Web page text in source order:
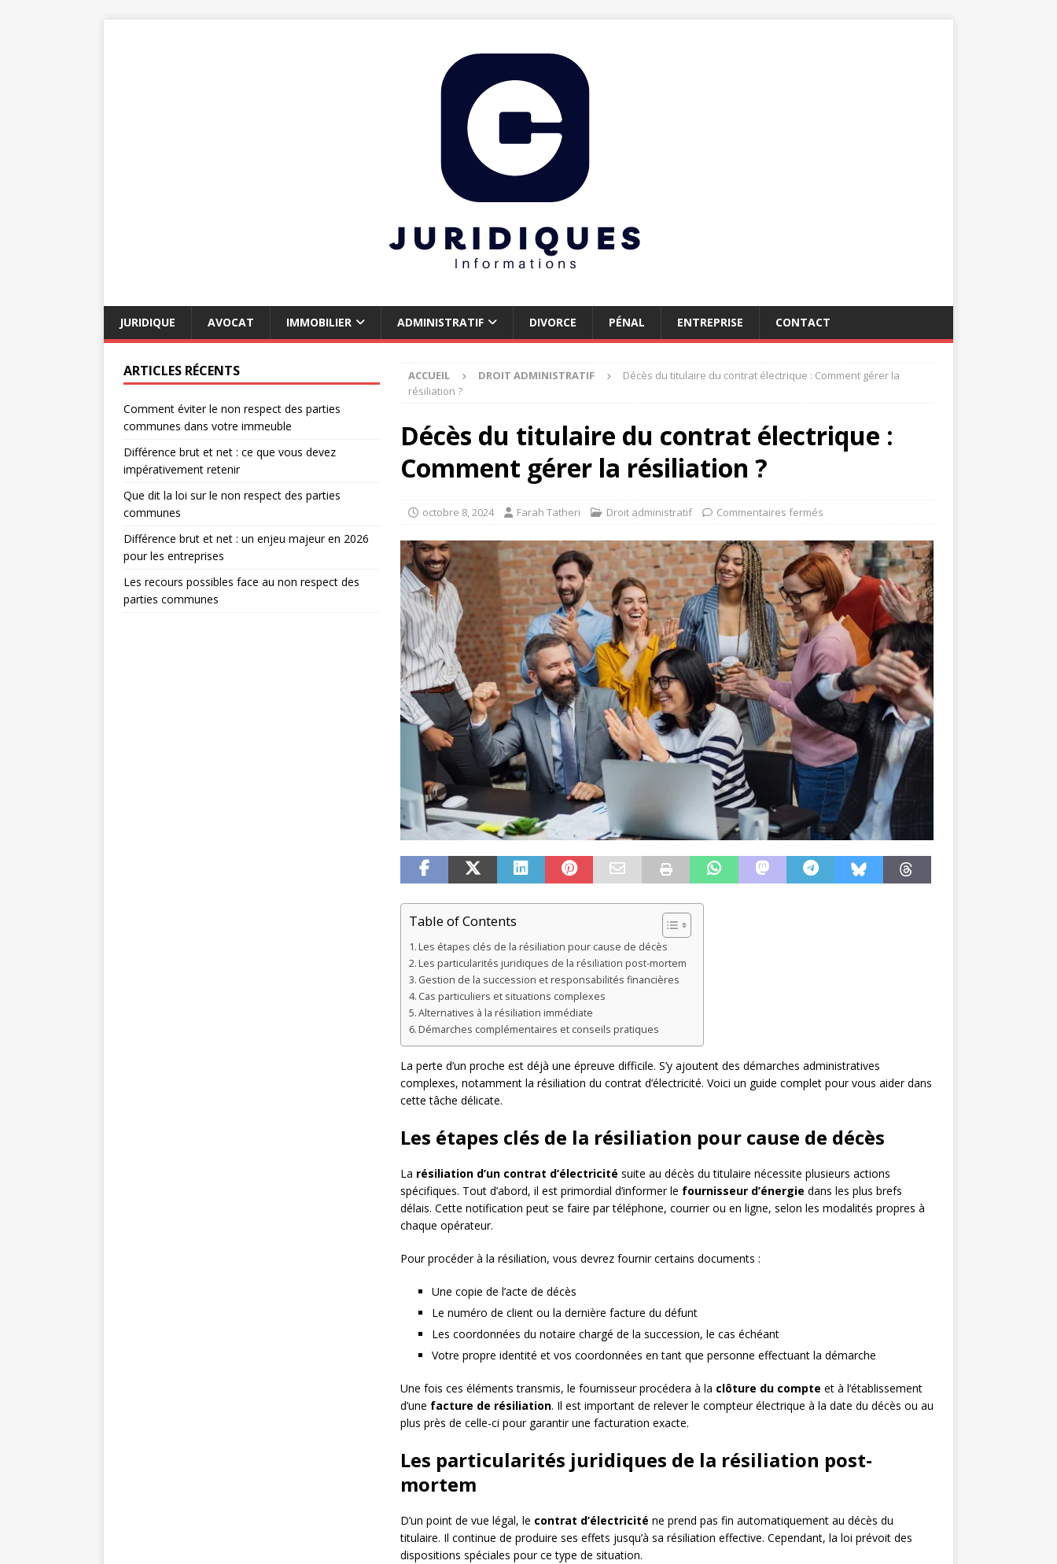
JURIDIQUE AVOCAT IMMOBILIER ADMINISTRATIF DIVORCE PÉNAL ENTREPRISE CONTACT
ACCUEIL DROIT ADMINISTRATIF
Décès du titulaire du contrat électrique : Comment gérer la
résiliation ?
Décès du titulaire du contrat électrique :
Comment gérer la résiliation ?
octobre 8, 2024 Farah Tatheri Droit administratif Commentaires fermés
Table of Contents
Les étapes clés de la résiliation pour cause de décès
Les particularités juridiques de la résiliation post-mortem
Gestion de la succession et responsabilités financières
Cas particuliers et situations complexes
Alternatives à la résiliation immédiate
Démarches complémentaires et conseils pratiques
La perte d’un proche est déjà une épreuve difficile. S’y ajoutent des démarches administratives
complexes, notamment la résiliation du contrat d’électricité. Voici un guide complet pour vous aider dans
cette tâche délicate.
Les étapes clés de la résiliation pour cause de décès
La résiliation d’un contrat d’électricité suite au décès du titulaire nécessite plusieurs actions
spécifiques. Tout d’abord, il est primordial d’informer le fournisseur d’énergie dans les plus brefs
délais. Cette notification peut se faire par téléphone, courrier ou en ligne, selon les modalités propres à
chaque opérateur.
Pour procéder à la résiliation, vous devrez fournir certains documents :
Une copie de l’acte de décès
Le numéro de client ou la dernière facture du défunt
Les coordonnées du notaire chargé de la succession, le cas échéant
Votre propre identité et vos coordonnées en tant que personne effectuant la démarche
Une fois ces éléments transmis, le fournisseur procédera à la clôture du compte et à l’établissement
d’une facture de résiliation. Il est important de relever le compteur électrique à la date du décès ou au
plus près de celle-ci pour garantir une facturation exacte.
Les particularités juridiques de la résiliation post-
mortem
D’un point de vue légal, le contrat d’électricité ne prend pas fin automatiquement au décès du
titulaire. Il continue de produire ses effets jusqu’à sa résiliation effective. Cependant, la loi prévoit des
dispositions spéciales pour ce type de situation.
ARTICLES RÉCENTS
Comment éviter le non respect des parties
communes dans votre immeuble
Différence brut et net : ce que vous devez
impérativement retenir
Que dit la loi sur le non respect des parties
communes
Différence brut et net : un enjeu majeur en 2026
pour les entreprises
Les recours possibles face au non respect des
parties communes